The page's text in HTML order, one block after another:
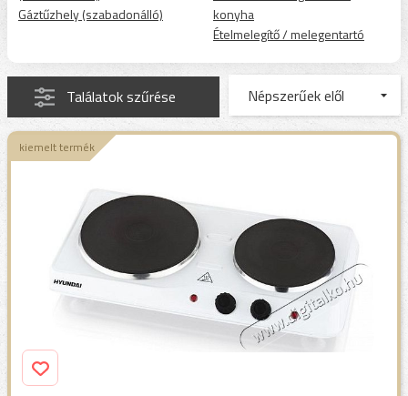
Gáztűzhely (szabadonálló)
konyha
Ételmelegítő / melegentartó
Találatok szűrése
kiemelt termék